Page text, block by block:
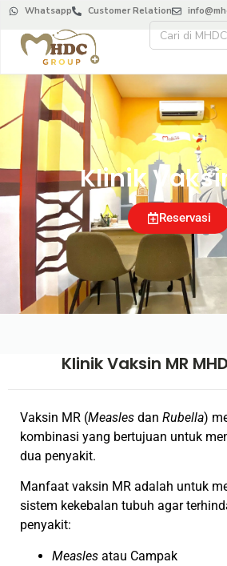
Whatsapp Customer Relation
Klinik
Reservasi
Klinik Vaksin MR
Vaksin MR (Measles dan Rubella)
kombinasi yang bertujuan untuk
dua penyakit.
Manfaat vaksin MR adalah untuk
sistem kekebalan tubuh agar
penyakit:
Measles atau Campak